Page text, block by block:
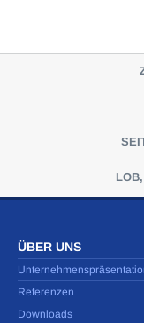
ÜBER UNS
Referenzen
Downloads